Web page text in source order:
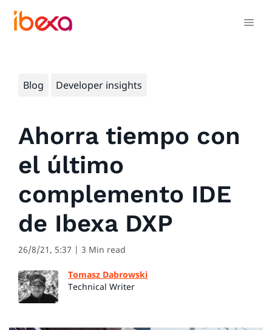
Blog Developer insights
Ahorra tiempo con
el último
complemento IDE
de Ibexa DXP
26/8/21, 5:37 | 3 Min read
Tomasz Dabrowski
Technical Writer